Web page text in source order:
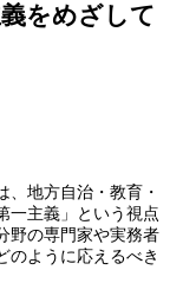
をめざして
、地方自治・教育・
一主義」という視点
野の専門家や実務者
のように応えるべき